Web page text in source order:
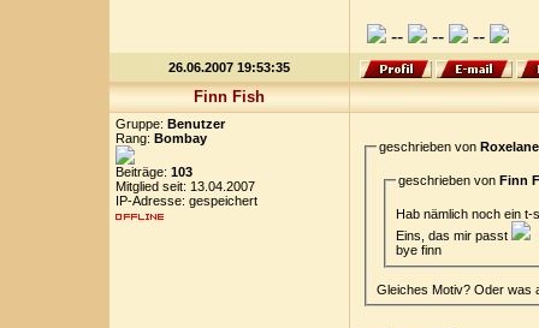
-- -- --
26.06.2007 19:53:35
Finn Fish
Gruppe: Benutzer
Rang: Bombay
Beiträge: 103
Mitglied seit: 13.04.2007
IP-Adresse: gespeichert
geschrieben vonRoxelane
geschrieben von Finn
Hab nämlich noch ein t-
Eins, das mir passt
bye finn
Gleiches Motiv? Oder was